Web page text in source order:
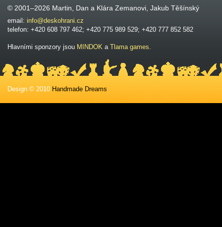
© 2001–2026 Martin, Dan a Klára Zemanovi, Jakub Těšínský
email: info@deskohrani.cz
telefon: +420 608 797 462; +420 775 989 529; +420 777 852 582
Hlavními sponzory jsou MINDOK a Tlama games.
Design © 2010 Handmade Dreams